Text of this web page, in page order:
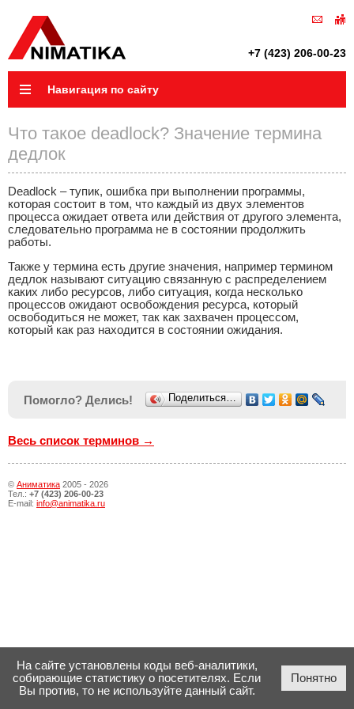
+7 (423) 206-00-23
Навигация по сайту
Что такое deadlock? Значение термина
дедлок
Deadlock – тупик, ошибка при выполнении программы,
которая состоит в том, что каждый из двух элементов
процесса ожидает ответа или действия от другого элемента,
следовательно программа не в состоянии продолжить
работы.
Также у термина есть другие значения, например термином
дедлок называют ситуацию связанную с распределением
каких либо ресурсов, либо ситуация, когда несколько
процессов ожидают освобождения ресурса, который
освободиться не может, так как захвачен процессом,
который как раз находится в состоянии ожидания.
Помогло? Делись! Поделиться…
Весь список терминов →
© Аниматика 2005 - 2026
Тел.: +7 (423) 206-00-23
E-mail: info@animatika.ru
На сайте установлены коды веб-аналитики,
собирающие статистику о посетителях. Если
Вы против, то не используйте данный сайт.
Понятно